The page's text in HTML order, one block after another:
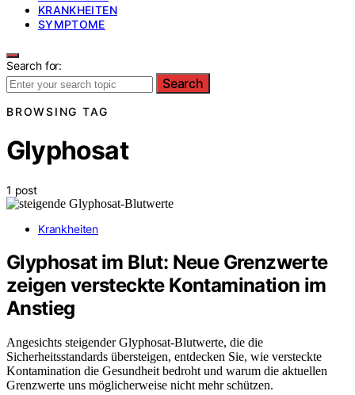
KRANKHEITEN
SYMPTOME
Search for:
Search
BROWSING TAG
Glyphosat
1 post
Krankheiten
Glyphosat im Blut: Neue Grenzwerte
zeigen versteckte Kontamination im
Anstieg
Angesichts steigender Glyphosat-Blutwerte, die die
Sicherheitsstandards übersteigen, entdecken Sie, wie versteckte
Kontamination die Gesundheit bedroht und warum die aktuellen
Grenzwerte uns möglicherweise nicht mehr schützen.